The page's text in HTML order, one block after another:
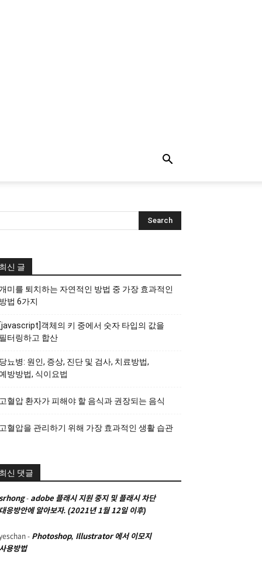
신 글
미를 퇴치하는 자연적인 방법 중 가장 효과적인
법 6가지
객체의 키 중에서 숫자 타입의 값을
터링하고 합산
뇨병: 원인, 증상, 진단 및 검사, 치료방법,
방방법, 식이요법
혈압 환자가 피해야 할 음식과 권장되는 음식
혈압을 관리하기 위해 가장 효과적인 생활 습관
신 댓글
- adobe 플래시 지원 중지 및 플래시 차단
응방안에 알아보자. (2021년 1월 12일 이후)
- Photoshop, Illustrator 에서 이모지
용방법